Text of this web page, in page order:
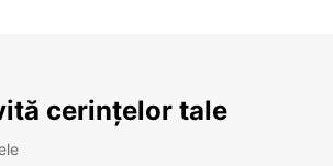
cerințelor tale